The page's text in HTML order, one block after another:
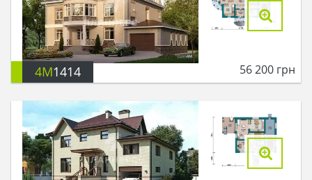
4M1414 56 200 грн